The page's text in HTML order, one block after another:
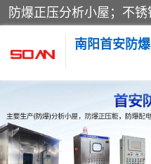
南阳首安防
防爆小屋
防爆空调